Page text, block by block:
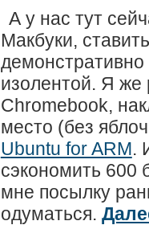
А у нас тут
Mакбуки,
демонстративно
изолентой. Я же
Chromebook,
место (без
Ubuntu for ARM.
сэкономить 600
мне посылку
одуматься.